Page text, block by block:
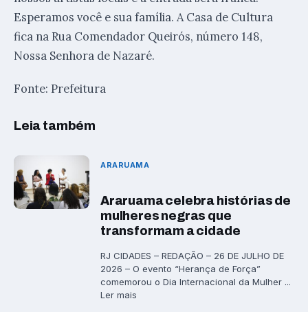
Esperamos você e sua família. A Casa de Cultura
fica na Rua Comendador Queirós, número 148,
Nossa Senhora de Nazaré.
Fonte: Prefeitura
Leia também
ARARUAMA
Araruama celebra histórias de
mulheres negras que
transformam a cidade
RJ CIDADES – REDAÇÃO – 26 DE JULHO DE
2026 – O evento “Herança de Força”
comemorou o Dia Internacional da Mulher ...
Ler mais